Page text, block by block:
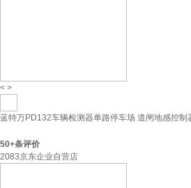
< >
蓝特万PD132车辆检测器单路停车场 道闸地感控制
50+条评价
2083京东企业自营店